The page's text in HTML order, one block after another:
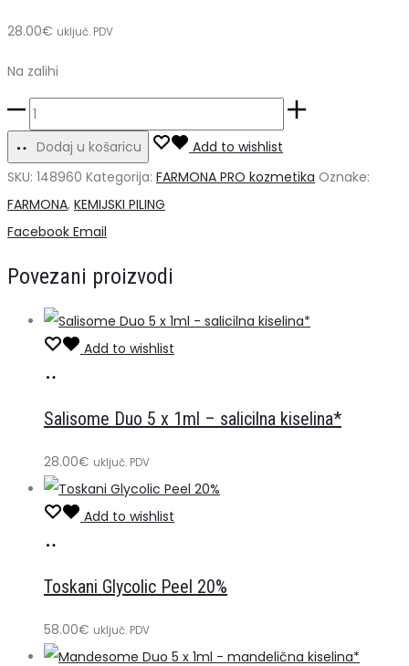
28.00€ uključ. PDV
Na zalihi
Farmona
New
Skin
(akne,
koža)
količina
Dodaj u košaricu
Add to wishlist
SKU: 148960 Kategorija: FARMONA PRO kozmetika Oznake:
FARMONA, KEMIJSKI PILING
Share
Facebook Email
Povezani proizvodi
Add to wishlist
košaricu
Salisome Duo 5 x 1ml – salicilna kiselina*
28.00€ uključ. PDV
Add to wishlist
košaricu
Toskani Glycolic Peel 20%
58.00€ uključ. PDV